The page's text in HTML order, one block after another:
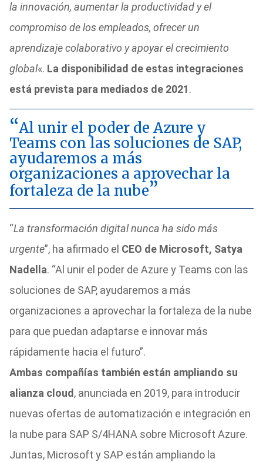
la innovación, aumentar la productividad y el
compromiso de los empleados, ofrecer un
aprendizaje colaborativo y apoyar el crecimiento
global«. La disponibilidad de estas integraciones
está prevista para mediados de 2021.
Al unir el poder de Azure y
Teams con las soluciones de SAP,
ayudaremos a más
organizaciones a aprovechar la
fortaleza de la nube
“La transformación digital nunca ha sido más
urgente”, ha afirmado el CEO de Microsoft, Satya
Nadella. “Al unir el poder de Azure y Teams con las
soluciones de SAP, ayudaremos a más
organizaciones a aprovechar la fortaleza de la nube
para que puedan adaptarse e innovar más
rápidamente hacia el futuro”.
Ambas compañías también están ampliando su
alianza cloud , anunciada en 2019, para introducir
nuevas ofertas de automatización e integración en
la nube para SAP S/4HANA sobre Microsoft Azure.
Juntas, Microsoft y SAP están ampliando la